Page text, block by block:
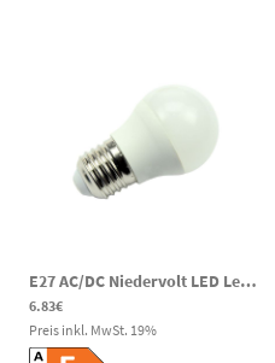
E27 AC/DC Niedervolt LED Leuchtmittel Miniglobe 4W 440m 6000K 12-60V AC / 12-60V DC Notbeleuchtung
6.83€
Preis inkl. MwSt. 19%